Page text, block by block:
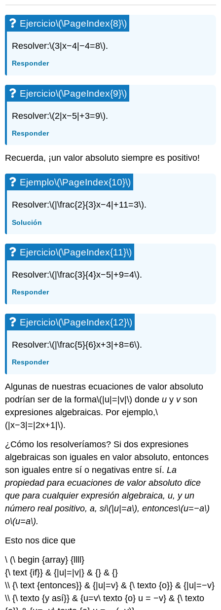
Ejercicio\(\PageIndex{8}\)
Resolver:\(3|x−4|−4=8\).
Responder
Ejercicio\(\PageIndex{9}\)
Resolver:\(2|x−5|+3=9\).
Responder
Recuerda, ¡un valor absoluto siempre es positivo!
Ejemplo\(\PageIndex{10}\)
Resolver:\(|\frac{2}{3}x−4|+11=3\).
Solución
Ejercicio\(\PageIndex{11}\)
Resolver:\(|\frac{3}{4}x−5|+9=4\).
Responder
Ejercicio\(\PageIndex{12}\)
Resolver:\(|\frac{5}{6}x+3|+8=6\).
Responder
Algunas de nuestras ecuaciones de valor absoluto
podrían ser de la forma\(|u|=|v|\) dondeu y vson
expresiones algebraicas. Por ejemplo,\
(|x−3|=|2x+1|\).
¿Cómo los resolveríamos? Si dos expresiones
algebraicas son iguales en valor absoluto, entonces
son iguales entre sí o negativas entre sí.La
propiedad para ecuaciones de valor absoluto dice
que para cualquier expresión algebraica,u, y un
número real positivo, a, si\(|u|=a\), entonces\(u=−a\)
o\(u=a\).
Esto nos dice que
\ (\ begin {array} {llll}
{\ text {if}} & {|u|=|v|} & {} & {}
\\ {\ text {entonces}} & {|u|=v} & {\ texto {o}} & {|u|=−v}
\\ {\ texto {y así}} & {u=v\ texto {o} u = −v} & {\ texto